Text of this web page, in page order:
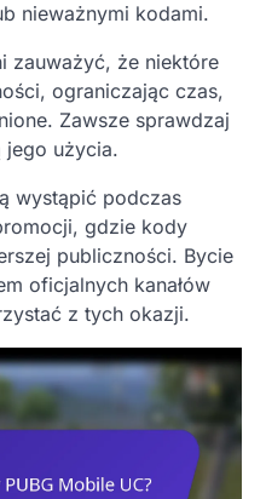
nieważnymi kodami.
zauważyć, że niektóre
ograniczając czas,
Zawsze sprawdzaj
użycia.
wystąpić podczas
gdzie kody
publiczności. Bycie
oficjalnych kanałów
z tych okazji.